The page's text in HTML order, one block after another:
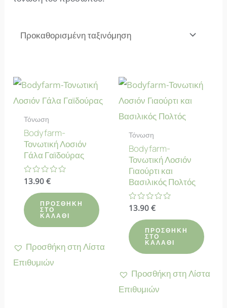
Τόνωση
Bodyfarm-
Τονωτική Λοσιόν
Γάλα Γαϊδούρας
Βαθμολογήθηκε
από
5
13.90 €
ΠΡΟΣΘΉΚΗ
ΣΤΟ
ΚΑΛΆΘΙ
Προσθήκη στη Λίστα
Επιθυμιών
Τόνωση
Bodyfarm-
Τονωτική Λοσιόν
Γιαούρτι και
Βασιλικός Πολτός
Βαθμολογήθηκε
από
5
13.90€
ΠΡΟΣΘΉΚΗ
ΣΤΟ
ΚΑΛΆΘΙ
Προσθήκη στη Λίστα
Επιθυμιών